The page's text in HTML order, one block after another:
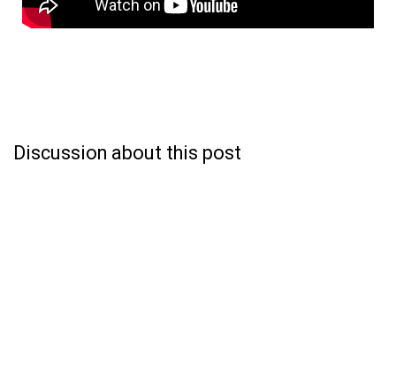
Discussion about this post